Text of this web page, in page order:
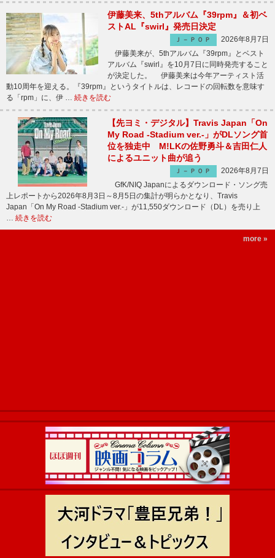
伊藤美来、5thアルバム『39rpm』＆初ベ
ストAL『swirl』発売日決定
Ｊ－ＰＯＰ
2026年8月7日
伊藤美来が、5thアルバム『39rpm』とベスト
アルバム『swirl』を10月7日に同時発売すること
が決定した。 伊藤美来は今年アーティスト活
動10周年を迎える。『39rpm』というタイトルは、レコードの回転数を意味す
る「rpm」に、伊 … 続きを読む
【先ヨミ・デジタル】Travis Japan「On
My Road -Stadium ver.-」がDLソング首
位を独走中 M!LKの佐野勇斗＆吉田仁人
によるユニット曲が追う
Ｊ－ＰＯＰ
2026年8月7日
GfK/NIQ Japanによるダウンロード・ソング売
上レポートから2026年8月3日～8月5日の集計が明らかとなり、Travis
Japan「On My Road -Stadium ver.-」が11,550ダウンロード（DL）を売り上
… 続きを読む
more »